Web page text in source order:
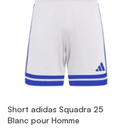
Short adidas Squadra 25
Blanc pour Homme